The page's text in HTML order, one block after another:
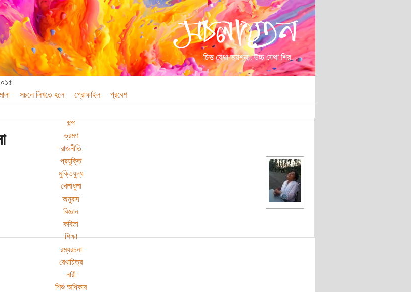
সচলে লিখতে হলে প্রোফাইল প্রবেশ
গল্প
ভ্রমণ
রাজনীতি
প্রযুক্তি
মুক্তিযুদ্ধ
খেলাধুলা
অনুবাদ
বিজ্ঞান
কবিতা
শিক্ষা
রম্যরচনা
রেখাচিত্র
নারী
শিশু অধিকার